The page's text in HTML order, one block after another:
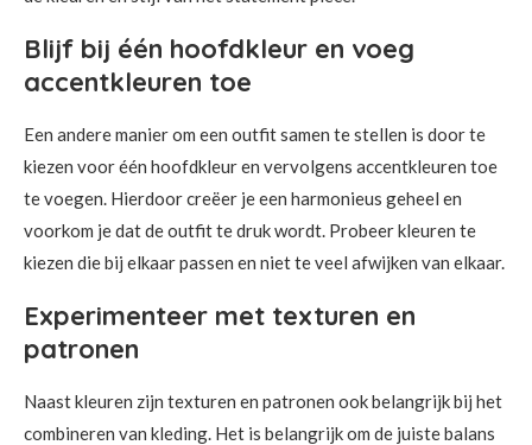
Blijf bij één hoofdkleur en voeg
accentkleuren toe
Een andere manier om een outfit samen te stellen is door te
kiezen voor één hoofdkleur en vervolgens accentkleuren toe
te voegen. Hierdoor creëer je een harmonieus geheel en
voorkom je dat de outfit te druk wordt. Probeer kleuren te
kiezen die bij elkaar passen en niet te veel afwijken van elkaar.
Experimenteer met texturen en
patronen
Naast kleuren zijn texturen en patronen ook belangrijk bij het
combineren van kleding. Het is belangrijk om de juiste balans